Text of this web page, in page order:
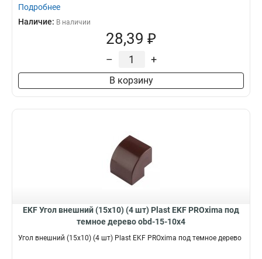
Подробнее
Наличие: В наличии
28,39 ₽
– +
В корзину
EKF Угол внешний (15х10) (4 шт) Plast EKF PROxima под
темное дерево obd-15-10x4
Угол внешний (15х10) (4 шт) Plast EKF PROxima под темное дерево